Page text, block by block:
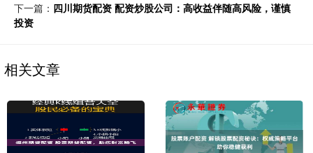
下一篇： 四川期货配资 配资炒股公司：高收益伴随高风险，谨慎
投资
相关文章